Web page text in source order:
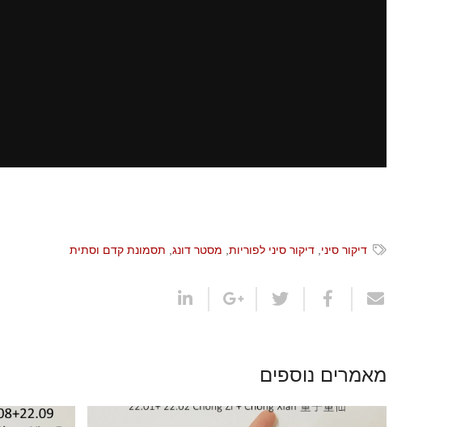
דיקור סיני, דיקור סיני לפוריות, מסטר דונג, תסמונת קדם וסתית
מאמרים נוספים